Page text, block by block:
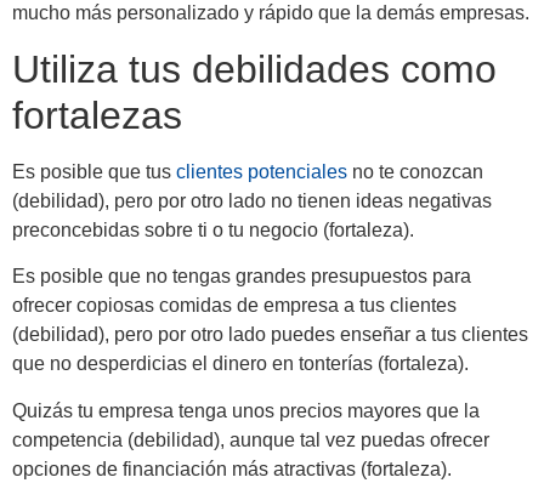
mucho más personalizado y rápido que la demás empresas.
Utiliza tus debilidades como
fortalezas
Es posible que tus clientes potenciales no te conozcan
(debilidad), pero por otro lado no tienen ideas negativas
preconcebidas sobre ti o tu negocio (fortaleza).
Es posible que no tengas grandes presupuestos para
ofrecer copiosas comidas de empresa a tus clientes
(debilidad), pero por otro lado puedes enseñar a tus clientes
que no desperdicias el dinero en tonterías (fortaleza).
Quizás tu empresa tenga unos precios mayores que la
competencia (debilidad), aunque tal vez puedas ofrecer
opciones de financiación más atractivas (fortaleza).